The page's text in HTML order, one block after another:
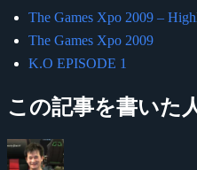
The Games Xpo 2009 –
The Games Xpo 2009
K.O EPISODE 1
この記事を書いた